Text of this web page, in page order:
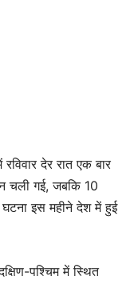
देर रात एक बार
चली गई, जबकि 10
इस महीने देश में हुई
पश्चिम में स्थित